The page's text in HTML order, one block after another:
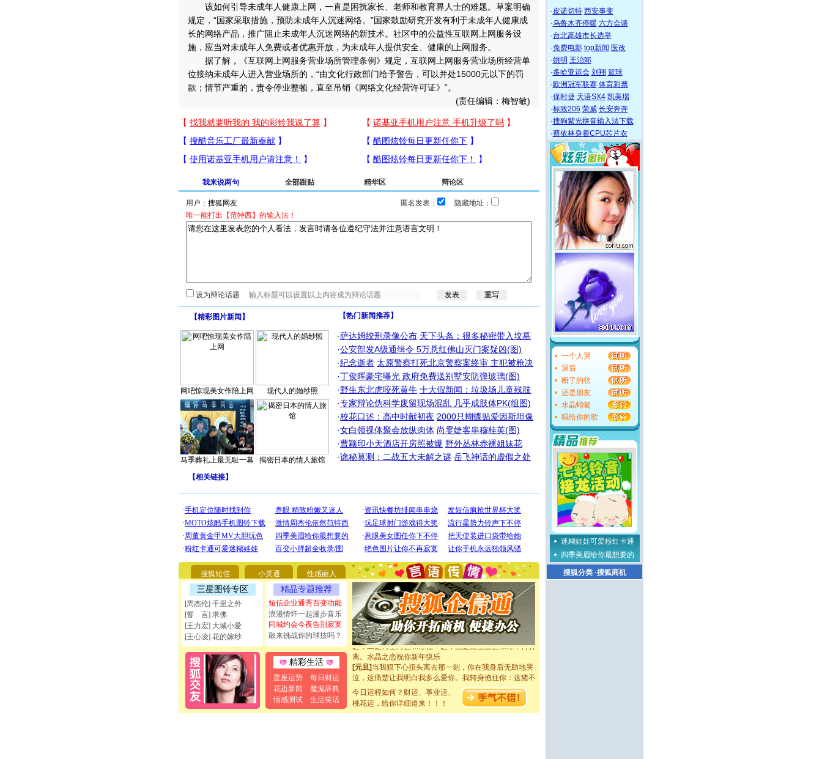
该如何引导未成年人健康上网，一直是困扰家长、老师和教育界人士的难题。草案明确
规定，“国家采取措施，预防未成年人沉迷网络。”国家鼓励研究开发有利于未成年人健康成
长的网络产品，推广阻止未成年人沉迷网络的新技术。社区中的公益性互联网上网服务设
施，应当对未成年人免费或者优惠开放，为未成年人提供安全、健康的上网服务。
据了解，《互联网上网服务营业场所管理条例》规定，互联网上网服务营业场所经营单
位接纳未成年人进入营业场所的，“由文化行政部门给予警告，可以并处15000元以下的罚
款；情节严重的，责令停业整顿，直至吊销《网络文化经营许可证》”。
(责任编辑：梅智敏)
我来说两句 全部跟贴 精华区 辩论区
用户： 匿名发表：
隐藏地址：
唯一能打出【范特西】的输入法！
设为辩论话题
【精彩图片新闻 】
网吧惊现美女作陪上网 现代人的婚纱照
马季葬礼上最无耻一幕 揭密日本的情人旅馆
【热门新闻推荐】
·萨达姆绞刑录像公布 天下头条：很多秘密带入坟墓
·公安部发A级通缉令 5万悬红佛山灭门案疑凶(图)
·纪念逝者 太原警察打死北京警察案终审 主犯被枪决
·丁俊晖豪宅曝光 政府免费送别墅安防弹玻璃(图)
·野生东北虎咬死黄牛 十大假新闻：垃圾场儿童残肢
·专家辩论伪科学废留现场混乱 几乎成肢体PK(组图)
·校花口述：高中时献初夜 2000只蝴蝶贴爱因斯坦像
·女白领祼体聚会放纵肉体 尚雯婕客串穆桂英(图)
·曹颖印小天酒店开房照被爆 野外丛林赤裸姐妹花
·诡秘莫测：二战五大未解之谜 岳飞神话的虚假之处
【相关链接】
搜狐短信 小灵通 性感丽人
三星图铃专区
[周杰伦] 千里之外
[誓 言] 求佛
[王力宏] 大城小爱
[王心凌] 花的嫁纱
精品专题推荐
短信企业通秀百变功能
浪漫情怀一起漫步音乐
同城约会今夜告别寂寞
敢来挑战你的球技吗？
精彩生活
星座运势
每日财运
花边新闻
魔鬼辞典
情感测试
生活笑话
[圣诞节]圣诞节到了，想想没什么送给你的，又不打算给
你太多，只有给你五千万：千万快乐！千万要健康！千万
要平安！千万要知足！千万不要忘记我！
[圣诞节]不只这样的日子才会想起你,而是这样的日子才
都要快乐噢!
[圣诞节]奉上一颗祝福的心,在这个特别的日子里,愿幸福,
如意,快乐,鲜花,一切美好的祝愿与你同在.圣诞快乐!
[元旦]看到你我会触电；看不到你我要充电；没有你我会
断电。爱你是我职业，想你是我事业，抱你是我特长，吻
你是我专业！水晶之恋祝你新年快乐
[元旦]如果上天让我许三个愿望，一是今生今世和你在一
起；二是再生再世和你在一起；三是三生三世和你不再分
离。水晶之恋祝你新年快乐
[元旦]当我狠下心扭头离去那一刻，你在我身后无助地哭
泣，这痛楚让我明白我多么爱你。我转身抱住你：这猪不
卖了。水晶之恋祝你新年快乐。
[春节]风柔雨润好月圆，半岛铁盒伴身边，每日尽显开心
颜！冬去春来似水如烟，劳碌人生需尽欢！听一曲轻歌，
道一声平安！新年吉祥万事如愿
今日运程如何？财运、事业运、
桃花运，给你详细道来！！！
·皮诺切特 西安事变
·乌鲁木齐停暖 六方会谈
·台北高雄市长选举
·免费电影 top新闻 医改
·姚明 王治郅
·多哈亚运会 刘翔 篮球
·欧洲冠军联赛 体育彩票
·保时捷 天语SX4 凯美瑞
·标致206 荣威 长安奔奔
·搜狗紫光拼音输入法下载
·蔡依林身着CPU芯片衣
一个人哭
退后
断了的弦
还是朋友
水晶蜻蜓
唱给你的歌
迷糊娃娃可爱粉红卡通
四季美眉给你最想要的
搜狐分类·搜狐商机